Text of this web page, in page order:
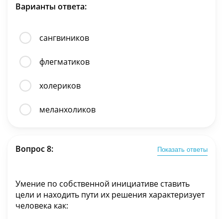
Варианты ответа:
сангвиников
флегматиков
холериков
меланхоликов
Вопрос 8: Показать ответы
Умение по собственной инициативе ставить
цели и находить пути их решения характеризует
человека как: